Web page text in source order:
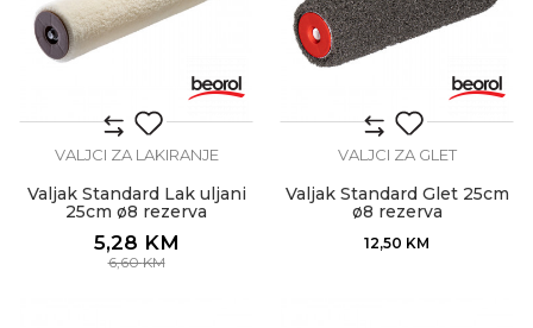
VALJCI ZA LAKIRANJE
Valjak Standard Lak uljani
25cm ø8 rezerva
5,28 KM
6,60KM
VALJCI ZA GLET
Valjak Standard Glet 25cm
ø8 rezerva
12,50 KM